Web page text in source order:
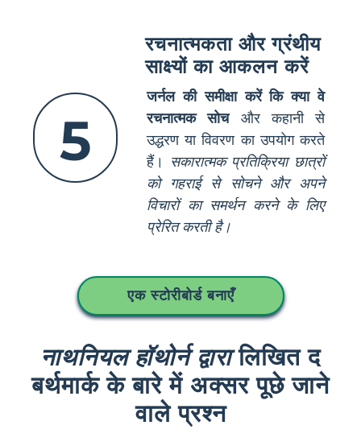
5
रचनात्मकता और ग्रंथीय
साक्ष्यों का आकलन करें
जर्नल की समीक्षा करें कि क्या वे
रचनात्मक सोचऔर कहानी से
उद्धरण या विवरण का उपयोग करते
हैं।
सकारात्मक प्रतिक्रिया छात्रों
को गहराई से सोचने और अपने
विचारों का समर्थन करने के लिए
प्रेरित करती है।
एक स्टोरीबोर्ड बनाएँ
नाथनियल हॉथोर्न द्वारालिखित द
बर्थमार्क के बारे में अक्सर पूछे जाने
वाले प्रश्न